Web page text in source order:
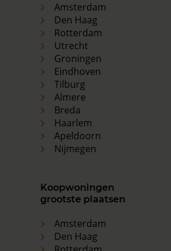
Amsterdam
Den Haag
Rotterdam
Utrecht
Groningen
Eindhoven
Tilburg
Almere
Breda
Haarlem
Apeldoorn
Nijmegen
Koopwoningen
grootste plaatsen
Amsterdam
Den Haag